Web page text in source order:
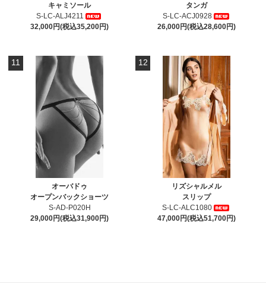
キャミソール
S-LC-ALJ4211
32,000円(税込35,200円)
タンガ
S-LC-ACJ0928
26,000円(税込28,600円)
11
オーバドゥ
オープンバックショーツ
S-AD-P020H
29,000円(税込31,900円)
12
リズシャルメル
スリップ
S-LC-ALC1080
47,000円(税込51,700円)